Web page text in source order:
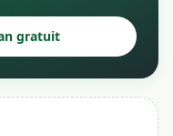
gratuit